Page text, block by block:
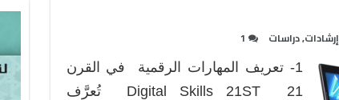
إرشادات,دراسات 1
1- تعريف المهارات الرقمية في القرن
21 Digital Skills 21ST تُعرَّف